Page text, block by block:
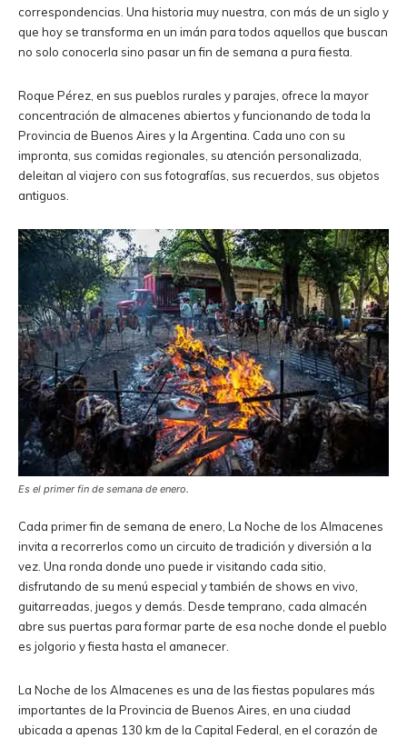
correspondencias. Una historia muy nuestra, con más de un siglo y
que hoy se transforma en un imán para todos aquellos que buscan
no solo conocerla sino pasar un fin de semana a pura fiesta.
Roque Pérez, en sus pueblos rurales y parajes, ofrece la mayor
concentración de almacenes abiertos y funcionando de toda la
Provincia de Buenos Aires y la Argentina. Cada uno con su
impronta, sus comidas regionales, su atención personalizada,
deleitan al viajero con sus fotografías, sus recuerdos, sus objetos
antiguos.
Es el primer fin de semana de enero.
Cada primer fin de semana de enero, La Noche de los Almacenes
invita a recorrerlos como un circuito de tradición y diversión a la
vez. Una ronda donde uno puede ir visitando cada sitio,
disfrutando de su menú especial y también de shows en vivo,
guitarreadas, juegos y demás. Desde temprano, cada almacén
abre sus puertas para formar parte de esa noche donde el pueblo
es jolgorio y fiesta hasta el amanecer.
La Noche de los Almacenes es una de las fiestas populares más
importantes de la Provincia de Buenos Aires, en una ciudad
ubicada a apenas 130 km de la Capital Federal, en el corazón de